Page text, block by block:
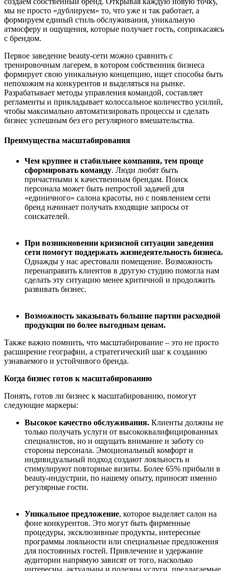
мы не просто «дублируем» то, что уже и так работает, а
формируем единый стиль обслуживания, уникальную
атмосферу и ощущения, которые получает гость, соприкасаясь
с брендом.
Первое заведение beauty-сети можно сравнить с
тренировочным лагерем, в котором собственник бизнеса
формирует свою уникальную концепцию, ищет способы быть
непохожим на конкурентов и выделяться на рынке.
Разрабатывает методы управления командой, составляет
регламенты и прикладывает колоссальное количество усилий,
чтобы максимально автоматизировать процессы и сделать
бизнес успешным без его регулярного вмешательства.
Преимущества масштабирования
Чем крупнее и стабильнее компания, тем проще
сформировать команду. Люди любят быть
причастными к качественным брендам. Поиск
персонала может быть непростой задачей для
«единичного» салона красоты, но с появлением сети
бренд начинает получать входящие запросы от
соискателей.
При возникновении кризисной ситуации заведения
сети помогут поддержать жизнедеятельность бизнеса.
Однажды у нас арестовали помещение. Возможность
перенаправить клиентов в другую студию помогла нам
сделать эту ситуацию менее критичной и продолжить
развивать бизнес.
Возможность заказывать большие партии расходной
продукции по более выгодным ценам.
Также важно помнить, что масштабирование – это не просто
расширение географии, а стратегический шаг к созданию
узнаваемого и устойчивого бренда.
Когда бизнес готов к масштабированию
Понять, готов ли бизнес к масштабированию, помогут
следующие маркеры:
Высокое качество обслуживания. Клиенты должны не
только получать услуги от высококвалифицированных
специалистов, но и ощущать внимание и заботу со
стороны персонала. Эмоциональный комфорт и
индивидуальный подход создают лояльность и
стимулируют повторные визиты. Более 65% прибыли в
beauty-индустрии, по нашему опыту, приносят именно
регулярные гости.
Уникальное предложение, которое выделяет салон на
фоне конкурентов. Это могут быть фирменные
процедуры, эксклюзивные продукты, интересные
программы лояльности или специальные предложения
для постоянных гостей. Привлечение и удержание
аудитории напрямую зависят от того, насколько
интересны, актуальны и полезны услуги, предлагаемые